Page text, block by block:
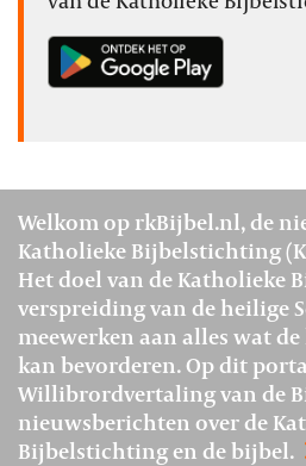
Welkom op rkBijbel.nl, de
Katholieke Bijbelstichting
Het doel van de Katholieke
verspreiding van de heilige
meewerken aan alles wat
kan bevorderen. Op dit
Willibrordvertaling van de
nieuwsberichten over de
Bijbelstichting en de bijbel.